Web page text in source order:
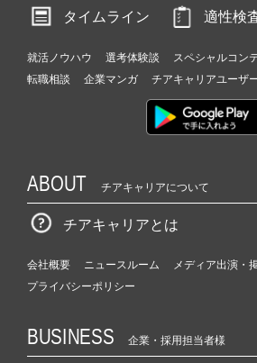
タイムライン
適性検
就活ノウハウ 選考体験談 スペシャルコン
転職相談
企業マンガ チアキャリアユーザ
ABOUT チアキャリアについて
チアキャリアとは
会社概要 ニュースルーム
メディア出演・
プライバシーポリシー
BUSINESS 企業・採用担当者様